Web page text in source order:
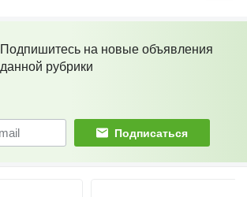
Подпишитесь на новые объявления
данной рубрики
Подписаться